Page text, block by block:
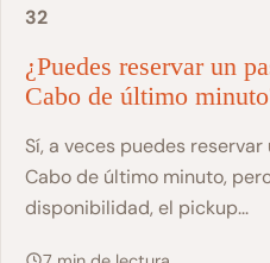
32
¿Puedes reservar un
Cabo de último
Sí, a veces puedes
Cabo de último minuto,
disponibilidad, el pickup...